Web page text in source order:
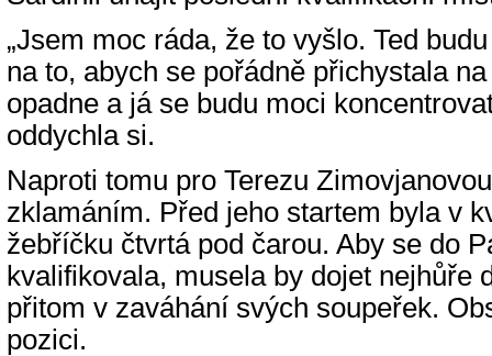
„Jsem moc ráda, že to vyšlo. Ted
na to, abych se pořádně přichystala
opadne a já se budu moci
oddychla si.
Naproti tomu pro Terezu
zklamáním. Před jeho startem byla v
žebříčku čtvrtá pod čarou. Aby se do
kvalifikovala, musela by dojet nejhůře
přitom v zaváhání svých soupeřek.
pozici.